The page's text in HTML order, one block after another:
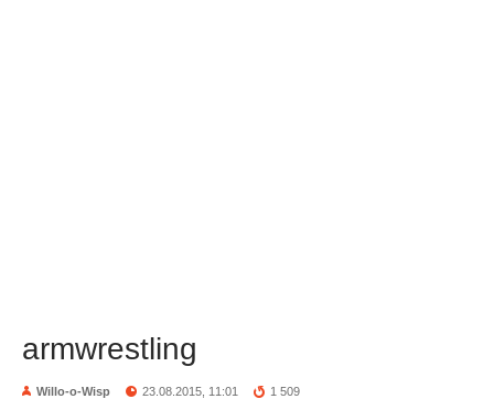
armwrestling
Willo-o-Wisp 23.08.2015, 11:01 1 509